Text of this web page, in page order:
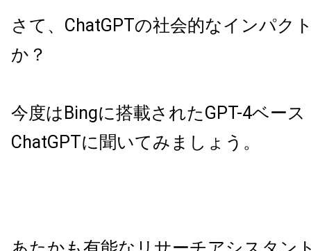
さて、ChatGPTの社会的なインパク
か？
今度はBingに搭載されたGPT-4ベー
ChatGPTに聞いてみましょう。